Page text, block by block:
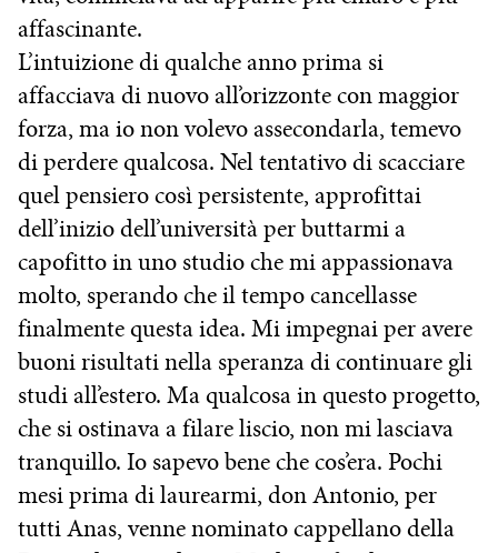
affascinante.
L’intuizione di qualche anno prima si
affacciava di nuovo all’orizzonte con maggior
forza, ma io non volevo assecondarla, temevo
di perdere qualcosa. Nel tentativo di scacciare
quel pensiero così persistente, approfittai
dell’inizio dell’università per buttarmi a
capofitto in uno studio che mi appassionava
molto, sperando che il tempo cancellasse
finalmente questa idea. Mi impegnai per avere
buoni risultati nella speranza di continuare gli
studi all’estero. Ma qualcosa in questo progetto,
che si ostinava a filare liscio, non mi lasciava
tranquillo. Io sapevo bene che cos’era. Pochi
mesi prima di laurearmi, don Antonio, per
tutti Anas, venne nominato cappellano della